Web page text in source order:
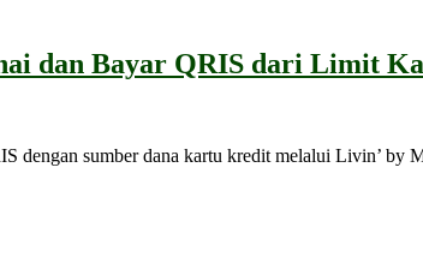
dan Bayar QRIS dari Limit
dengan sumber dana kartu kredit melalui Livin’ by